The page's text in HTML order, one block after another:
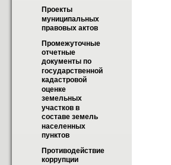
Проекты
муниципальных
правовых актов
Промежуточные
отчетные
документы по
государственной
кадастровой
оценке
земельных
участков в
составе земель
населенных
пунктов
Противодействие
коррупции